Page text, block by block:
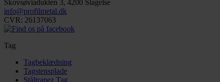
Skovsøviadukten 3, 4200 Slagelse
info@profilmetal.dk
CVR: 26137063
Tag
Tagbeklædning
Tagstensplade
Ståltrapez Tag